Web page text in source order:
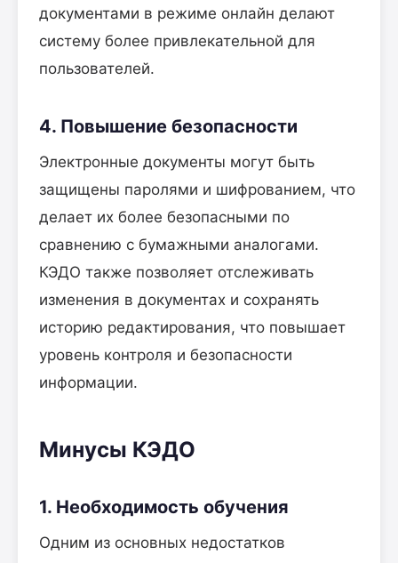
документами в режиме онлайн делают
систему более привлекательной для
пользователей.
4. Повышение безопасности
Электронные документы могут быть
защищены паролями и шифрованием, что
делает их более безопасными по
сравнению с бумажными аналогами.
КЭДО также позволяет отслеживать
изменения в документах и сохранять
историю редактирования, что повышает
уровень контроля и безопасности
информации.
Минусы КЭДО
1. Необходимость обучения
Одним из основных недостатков